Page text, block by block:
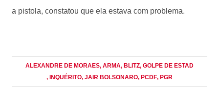
a pistola, constatou que ela estava com problema.
ALEXANDRE DE MORAES, ARMA, BLITZ, GOLPE DE ESTAD
, INQUÉRITO, JAIR BOLSONARO, PCDF, PGR